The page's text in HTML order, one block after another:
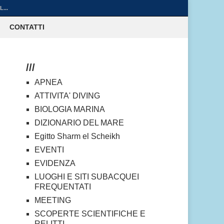
CONTATTI
///
APNEA
ATTIVITA' DIVING
BIOLOGIA MARINA
DIZIONARIO DEL MARE
Egitto Sharm el Scheikh
EVENTI
EVIDENZA
LUOGHI E SITI SUBACQUEI
FREQUENTATI
MEETING
SCOPERTE SCIENTIFICHE E